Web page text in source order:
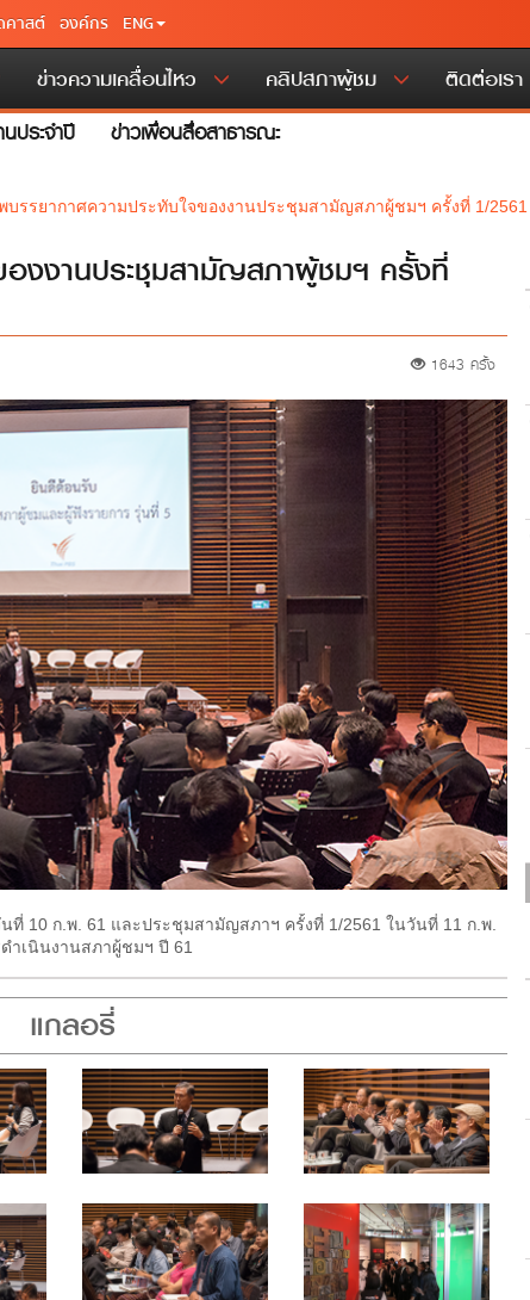
าสต์ องค์กร ENG
ข่าวความเคลื่อนไหว คลิปสภาผู้ชม ติดต่อเรา
ประจำปี ข่าวเพื่อนสื่อสาธารณะ
บรรยากาศความประทับใจของงานประชุมสามัญสภาผู้ชมฯ ครั้งที่ 1/2561
องงานประชุมสามัญสภาผู้ชมฯ ครั้งที่
1643 ครั้ง
ที่ 10 ก.พ. 61 และประชุมสามัญสภาฯ ครั้งที่ 1/2561 ในวันที่ 11 ก.พ.
ำเนินงานสภาผู้ชมฯ ปี 61
แกลอรี่